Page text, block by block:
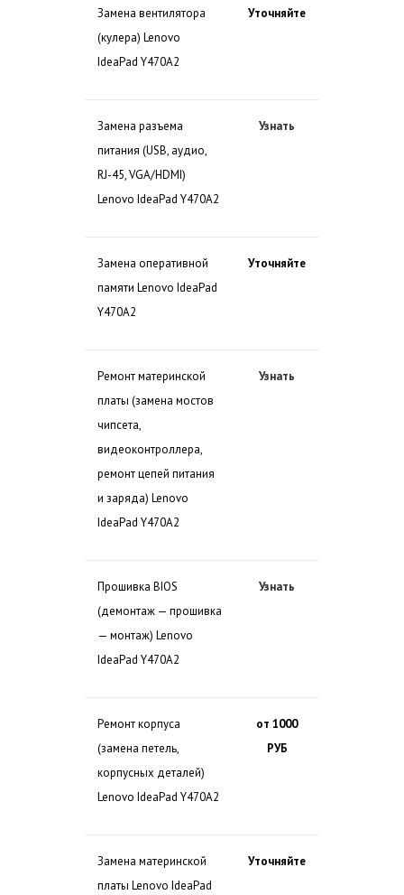
Замена вентилятора
(кулера) Lenovo
IdeaPad Y470A2
Уточняйте
Замена разъема
питания (USB, аудио,
RJ-45, VGA/HDMI)
Lenovo IdeaPad Y470A2
Узнать
Замена оперативной
памяти Lenovo IdeaPad
Y470A2
Уточняйте
Ремонт материнской
платы (замена мостов
чипсета,
видеоконтроллера,
ремонт цепей питания
и заряда) Lenovo
IdeaPad Y470A2
Узнать
Прошивка BIOS
(демонтаж — прошивка
— монтаж) Lenovo
IdeaPad Y470A2
Узнать
Ремонт корпуса
(замена петель,
корпусных деталей)
Lenovo IdeaPad Y470A2
от 1000
РУБ
Замена материнской
платы Lenovo IdeaPad
Уточняйте